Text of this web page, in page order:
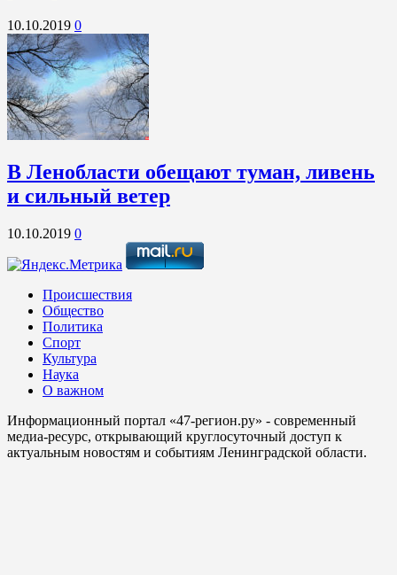
10.10.2019 0
В Ленобласти обещают туман, ливень
и сильный ветер
10.10.2019 0
Происшествия
Общество
Политика
Спорт
Культура
Наука
О важном
Информационный портал «47-регион.ру» - современный
медиа-ресурс, открывающий круглосуточный доступ к
актуальным новостям и событиям Ленинградской области.